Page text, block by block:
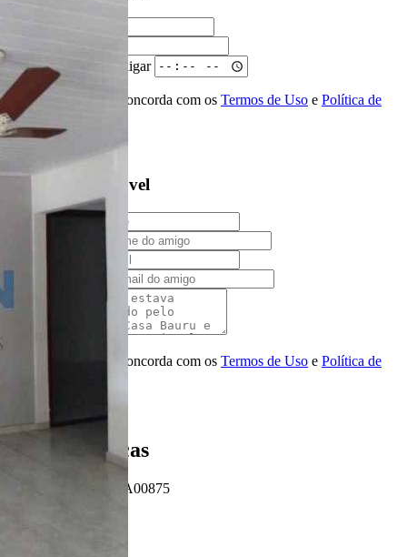
Melhor horário para ligar
Ao ENVIAR você concorda com os Termos de Uso e Política de
Privacidade
Indique este imóvel
E-mail do amigo
Ao ENVIAR você concorda com os Termos de Uso e Política de
Enviar Indicação
Características
Referência: CA00875